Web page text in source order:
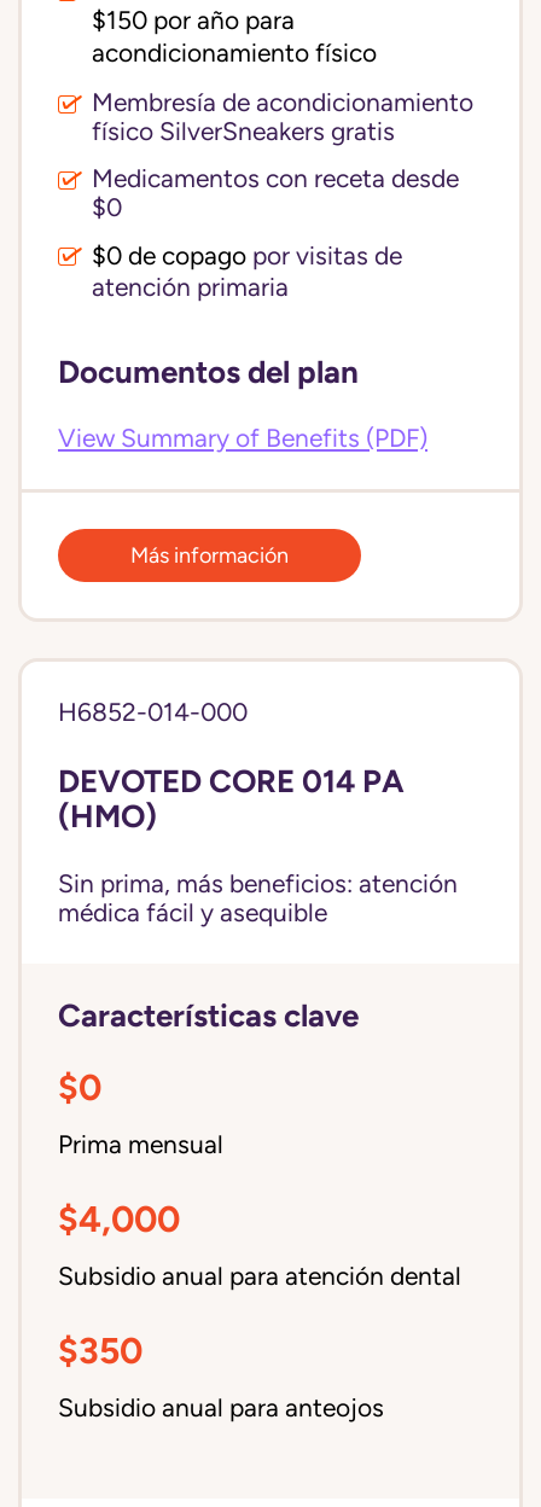
$150 por año para
acondicionamiento físico
Membresía de acondicionamiento
físico SilverSneakers gratis
Medicamentos con receta desde
$0
$0 de copago por visitas de
atención primaria
Documentos del plan
View Summary of Benefits (PDF)
Más información
H6852-014-000
DEVOTED CORE 014 PA
(HMO)
Sin prima, más beneficios: atención
médica fácil y asequible
Características clave
$0
Prima mensual
$4,000
Subsidio anual para atención dental
$350
Subsidio anual para anteojos